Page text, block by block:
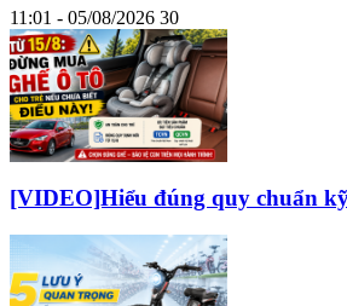
11:01 - 05/08/2026 30
[VIDEO]Hiểu đúng quy chuẩn